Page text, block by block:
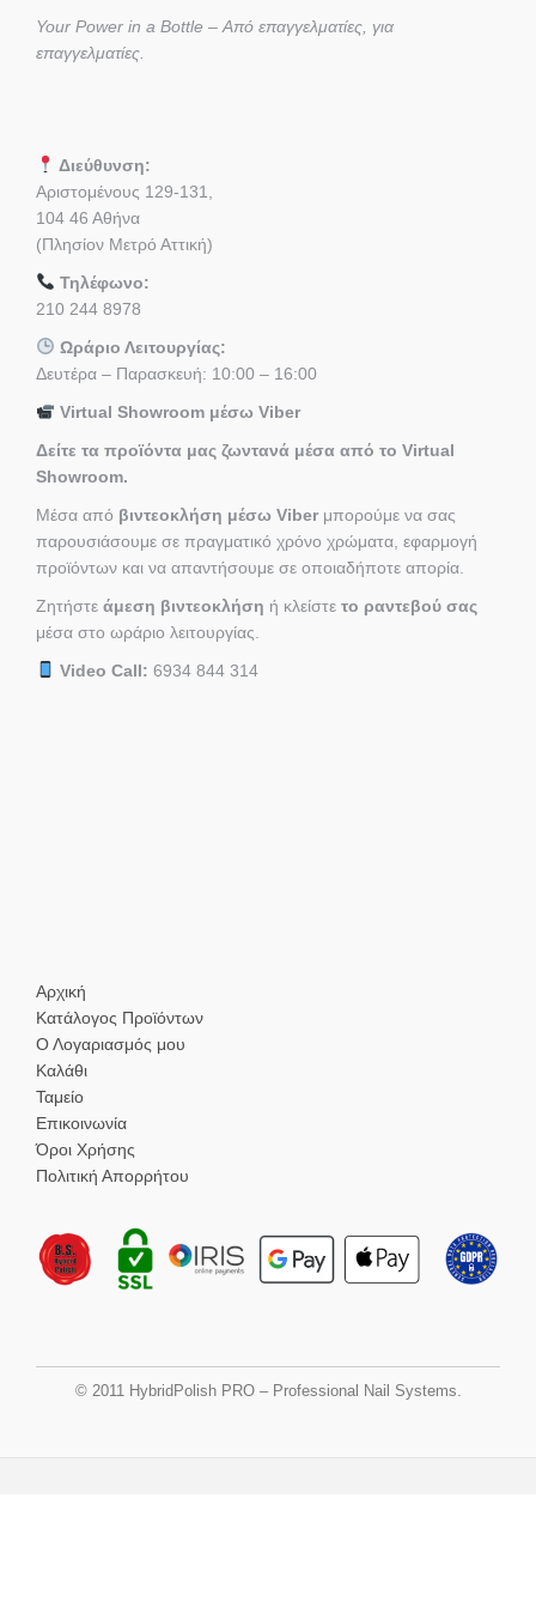
Your Power in a Bottle – Από επαγγελματίες, για
επαγγελματίες.
Διεύθυνση:
Αριστομένους 129-131,
104 46 Αθήνα
(Πλησίον Μετρό Αττική)
Τηλέφωνο:
210 244 8978
Ωράριο Λειτουργίας:
Δευτέρα – Παρασκευή: 10:00 – 16:00
Virtual Showroom μέσω Viber
Δείτε τα προϊόντα μας ζωντανά μέσα από το Virtual
Showroom.
Μέσα από βιντεοκλήση μέσω Viber μπορούμε να σας
παρουσιάσουμε σε πραγματικό χρόνο χρώματα, εφαρμογή
προϊόντων και να απαντήσουμε σε οποιαδήποτε απορία.
Ζητήστε άμεση βιντεοκλήση ή κλείστε το ραντεβού σας
μέσα στο ωράριο λειτουργίας.
Video Call: 6934 844 314
Αρχική
Κατάλογος Προϊόντων
Ο Λογαριασμός μου
Καλάθι
Ταμείο
Επικοινωνία
Όροι Χρήσης
Πολιτική Απορρήτου
© 2011 HybridPolish PRO – Professional Nail Systems.